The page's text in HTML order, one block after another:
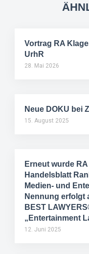
Vortrag RA
UrhR
28. Mai 2026
Neue DOKU bei
15. August 2025
Erneut wurde
Handelsblatt
Medien- und
Nennung erfolgt
BEST
„Entertainment
12. Juni 2025